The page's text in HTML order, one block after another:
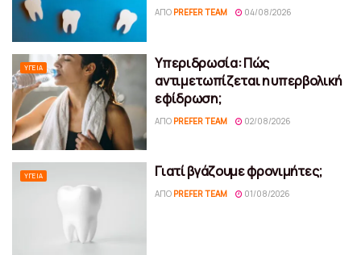
ΑΠΌ PREFER TEAM 04/08/2026
ΥΓΕΊΑ
Υπεριδρωσία: Πώς
αντιμετωπίζεται η υπερβολική
εφίδρωση;
ΑΠΌ PREFER TEAM 02/08/2026
ΥΓΕΊΑ Γιατί βγάζουμε φρονιμήτες;
ΑΠΌ PREFER TEAM 01/08/2026